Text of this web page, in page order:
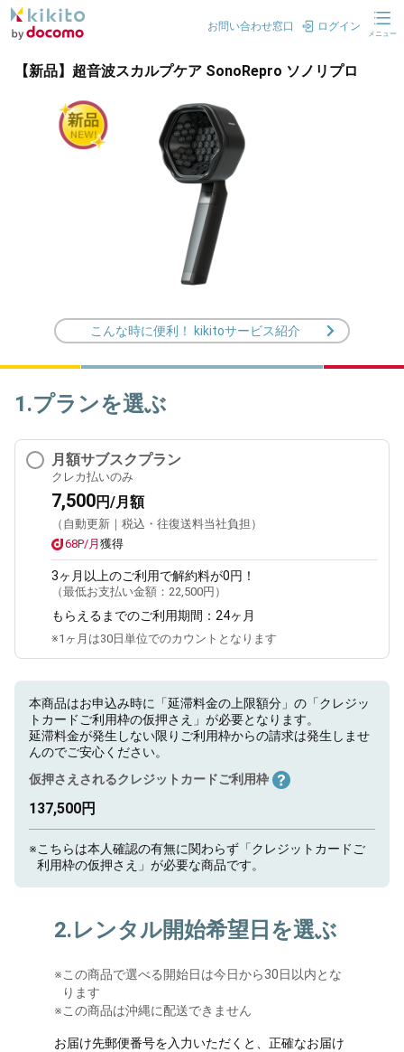
お問い合わせ窓口 ログイン
メニュー
【新品】超音波スカルプケア SonoRepro ソノリプロ
こんな時に便利！ kikitoサービス紹介
1.プランを選ぶ
月額サブスクプラン
クレカ払いのみ
7,500円/月額
（自動更新｜税込・往復送料当社負担）
68P/月 獲得
3ヶ月 以上のご利用で解約料が0円！
（最低お支払い金額： 22,500円 ）
もらえるまでのご利用期間： 24ヶ月
※1ヶ月は30日単位でのカウントとなります
本商品はお申込み時に「延滞料金の上限額分」の「クレジッ
トカードご利用枠の仮押さえ」が必要となります。
延滞料金が発生しない限りご利用枠からの請求は発生しませ
んのでご安心ください。
仮押さえされるクレジットカードご利用枠
137,500円
※こちらは本人確認の有無に関わらず「クレジットカードご
利用枠の仮押さえ」が必要な商品です。
2.レンタル開始希望日を選ぶ
※この商品で選べる開始日は今日から30日以内とな
ります
※この商品は沖縄に配送できません
お届け先郵便番号を入力いただくと、正確なお届け